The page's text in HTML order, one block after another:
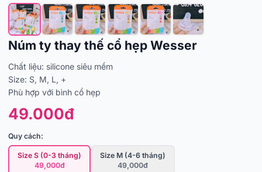
Núm ty thay thế cổ hẹp Wesser
Chất liệu: silicone siêu mềm
Size: S, M, L, +
Phù hợp với bình cổ hẹp
49.000đ
Quy cách:
Size S (0-3 tháng)
49,000đ
Size M (4-6 tháng)
49,000đ